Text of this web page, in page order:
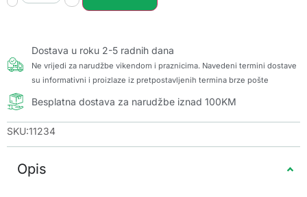
Dostava u roku 2-5 radnih dana
Ne vrijedi za narudžbe vikendom i praznicima. Navedeni termini dostave
su informativni i proizlaze iz pretpostavljenih termina brze pošte
Besplatna dostava za narudžbe iznad 100KM
SKU:11234
Opis